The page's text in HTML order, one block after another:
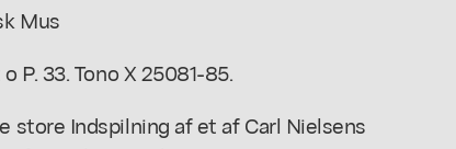
Mus
P. 33. Tono X 25081-85.
store Indspilning af et af Carl Nielsens